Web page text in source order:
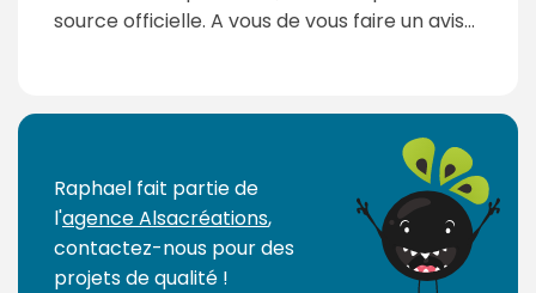
source officielle. A vous de vous faire un avis...
Raphael fait partie de
l'agence Alsacréations,
contactez-nous pour des
projets de qualité !